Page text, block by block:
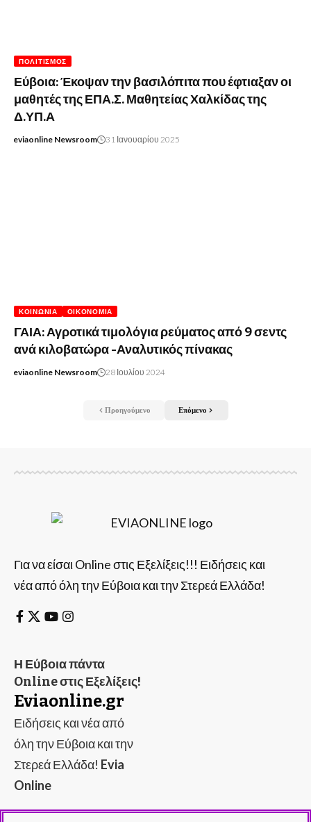
ΠΟΛΙΤΙΣΜΌΣ
Εύβοια: Έκοψαν την βασιλόπιτα που έφτιαξαν οι
μαθητές της ΕΠΑ.Σ. Μαθητείας Χαλκίδας της
Δ.ΥΠ.Α
eviaonline Newsroom 31 Ιανουαρίου 2025
ΚΟΙΝΩΝΊΑ ΟΙΚΟΝΟΜΊΑ
ΓΑΙΑ: Αγροτικά τιμολόγια ρεύματος από 9 σεντς
ανά κιλοβατώρα -Αναλυτικός πίνακας
eviaonline Newsroom 28 Ιουλίου 2024
Προηγούμενο Επόμενο
Για να είσαι Online στις Εξελίξεις!!! Ειδήσεις και
νέα από όλη την Εύβοια και την Στερεά Ελλάδα!
Η Εύβοια πάντα
Online στις Εξελίξεις!
Eviaonline.gr
Ειδήσεις και νέα από
όλη την Εύβοια και την
Στερεά Ελλάδα! Evia
Online